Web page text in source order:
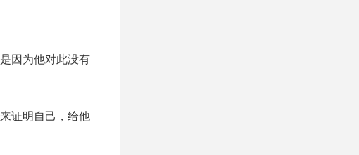
因为他对此没有
证明自己，给他